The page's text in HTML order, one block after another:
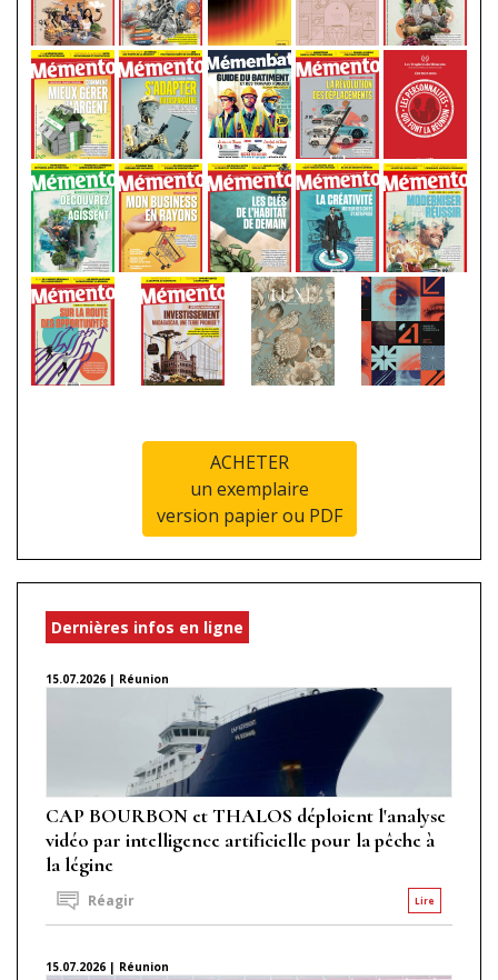
ACHETER
un exemplaire
version papier ou PDF
Dernières infos en ligne
15.07.2026 | Réunion
CAP BOURBON et THALOS déploient l'analyse
vidéo par intelligence artificielle pour la pêche à
la légine
Lire
Réagir
15.07.2026 | Réunion